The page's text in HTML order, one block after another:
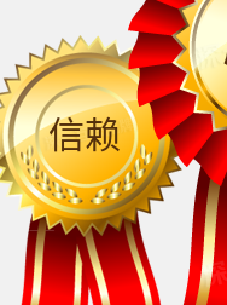
信赖